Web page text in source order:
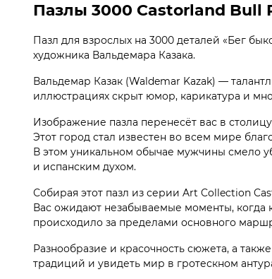
Пазлы 3000 Castorland Bull
Пазл для взрослых на 3000 деталей «Бег
художника Вальдемара Казака.
Вальдемар Казак (Waldemar Kazak) —
иллюстрациях скрыт юмор, карикатура и
Изображение пазла перенесёт вас в
Этот город стал известен во всем мире
В этом уникальном обычае мужчины смело
и испанским духом.
Собирая этот пазл из серии Art Collection
Вас ожидают незабываемые моменты, когда
происходило за пределами основного
Разнообразие и красочность сюжета, а
традиций и увидеть мир в гротескном